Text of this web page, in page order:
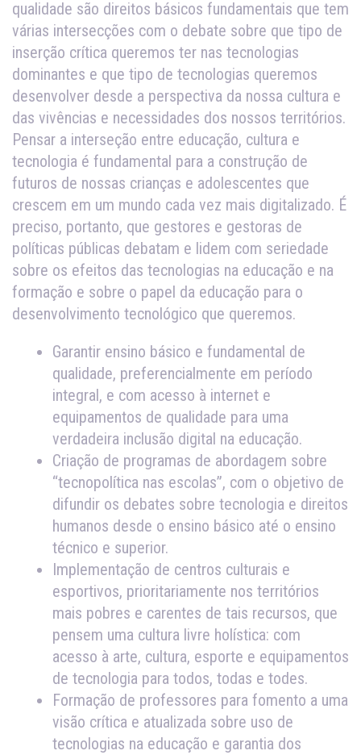
qualidade são direitos básicos fundamentais que tem
várias intersecções com o debate sobre que tipo de
inserção crítica queremos ter nas tecnologias
dominantes e que tipo de tecnologias queremos
desenvolver desde a perspectiva da nossa cultura e
das vivências e necessidades dos nossos territórios.
Pensar a interseção entre educação, cultura e
tecnologia é fundamental para a construção de
futuros de nossas crianças e adolescentes que
crescem em um mundo cada vez mais digitalizado. É
preciso, portanto, que gestores e gestoras de
políticas públicas debatam e lidem com seriedade
sobre os efeitos das tecnologias na educação e na
formação e sobre o papel da educação para o
desenvolvimento tecnológico que queremos.
Garantir ensino básico e fundamental de
qualidade, preferencialmente em período
integral, e com acesso à internet e
equipamentos de qualidade para uma
verdadeira inclusão digital na educação.
Criação de programas de abordagem sobre
“tecnopolítica nas escolas”, com o objetivo de
difundir os debates sobre tecnologia e direitos
humanos desde o ensino básico até o ensino
técnico e superior.
Implementação de centros culturais e
esportivos, prioritariamente nos territórios
mais pobres e carentes de tais recursos, que
pensem uma cultura livre holística: com
acesso à arte, cultura, esporte e equipamentos
de tecnologia para todos, todas e todes.
Formação de professores para fomento a uma
visão crítica e atualizada sobre uso de
tecnologias na educação e garantia dos